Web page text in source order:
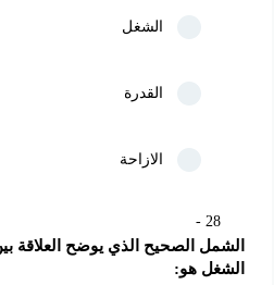
الشغل
القدرة
الازاحة
28
الشغل هو: